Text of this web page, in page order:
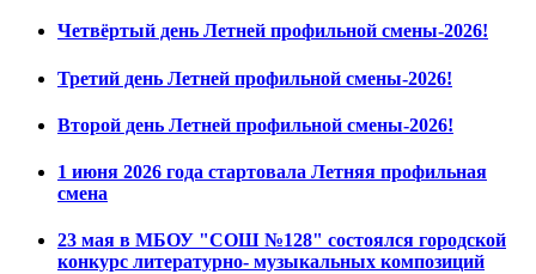
Четвёртый день Летней профильной смены-2026!
Третий день Летней профильной смены-2026!
Второй день Летней профильной смены-2026!
1 июня 2026 года стартовала Летняя профильная
смена
23 мая в МБОУ "СОШ №128" состоялся городской
конкурс литературно- музыкальных композиций